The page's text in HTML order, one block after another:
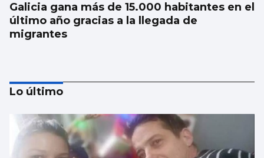
Galicia gana más de 15.000 habitantes en el
último año gracias a la llegada de
migrantes
Lo último